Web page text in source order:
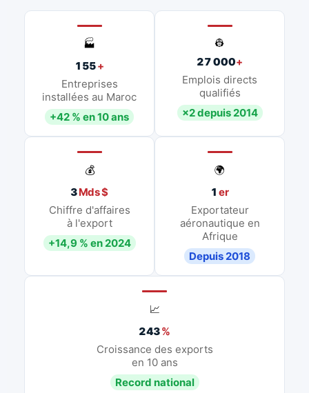
🏭
155+
Entreprises
installées au Maroc
+42 % en 10 ans
👷
27 000+
Emplois directs
qualifiés
×2 depuis 2014
💰
3Mds $
Chiffre d'affaires
à l'export
+14,9 % en 2024
🌍
1 er
Exportateur
aéronautique en
Afrique
Depuis 2018
📈
243%
Croissance des exports
en 10 ans
Record national